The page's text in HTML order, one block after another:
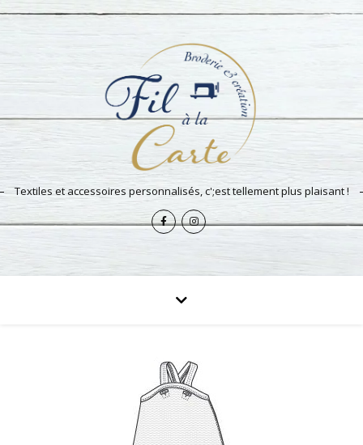
Textiles et accessoires personnalisés, c';est tellement plus plaisant !